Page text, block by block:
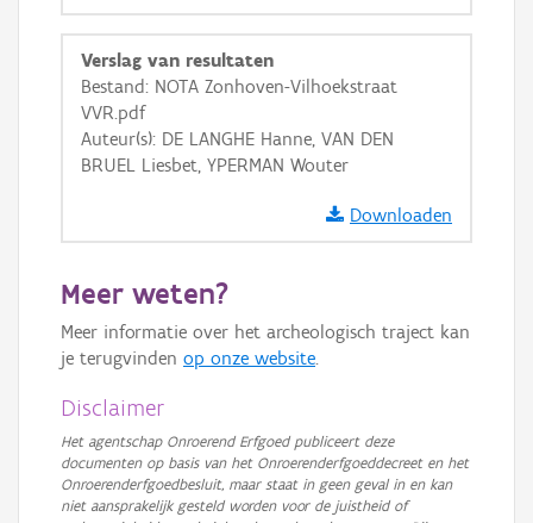
GRB-Basiskaart in grijswaarden
Verslag van resultaten
Bestand: NOTA Zonhoven-Vilhoekstraat
VVR.pdf
Auteur(s): DE LANGHE Hanne, VAN DEN
BRUEL Liesbet, YPERMAN Wouter
Downloaden
Meer weten?
Meer informatie over het archeologisch traject kan
je terugvinden op onze website.
Disclaimer
Het agentschap Onroerend Erfgoed publiceert deze
documenten op basis van het Onroerenderfgoeddecreet en het
Onroerenderfgoedbesluit, maar staat in geen geval in en kan
niet aansprakelijk gesteld worden voor de juistheid of